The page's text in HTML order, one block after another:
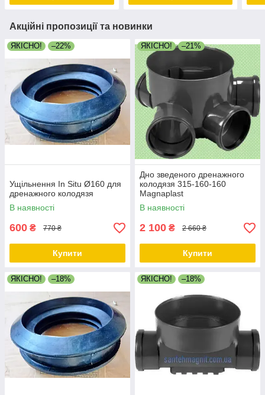
Акційні пропозиції та новинки
ЯКІСНО! –22%
Ущільнення In Situ Ø160 для
дренажного колодязя
В наявності
600 ₴ 770 ₴
Купити
ЯКІСНО! –21%
Дно зведеного дренажного
колодязя 315-160-160
Magnaplast
В наявності
2 100 ₴ 2 660 ₴
Купити
ЯКІСНО! –18% ЯКІСНО! –18%